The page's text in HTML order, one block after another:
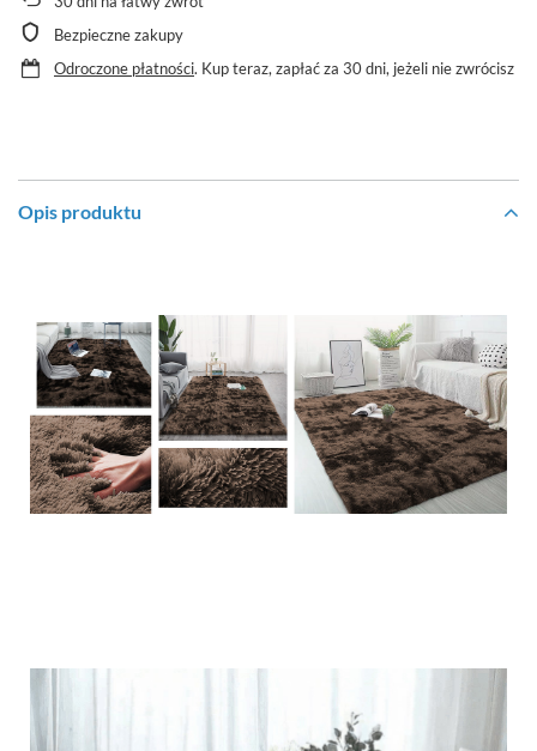
Bezpieczne zakupy
Odroczone płatności. Kup teraz, zapłać za 30 dni, jeżeli nie zwrócisz
Opis produktu